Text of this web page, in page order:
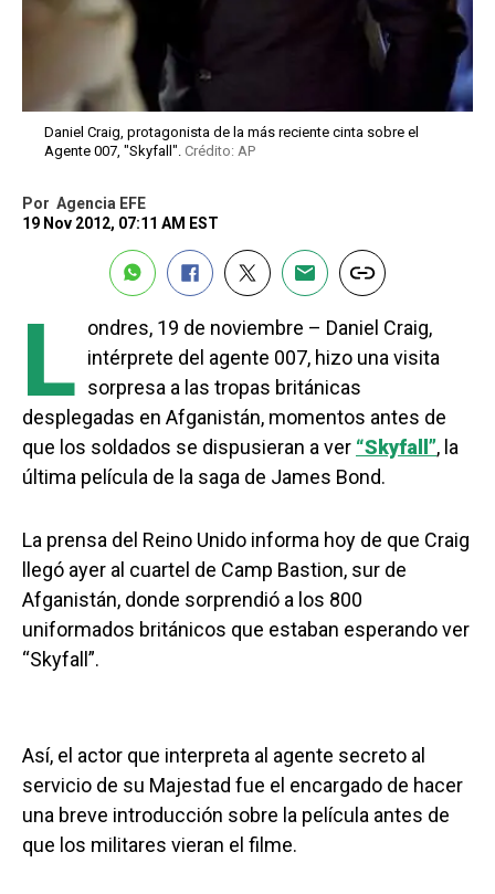
Daniel Craig, protagonista de la más reciente cinta sobre el
Agente 007, "Skyfall". Crédito: AP
Por Agencia EFE
19 Nov 2012, 07:11 AM EST
L ondres, 19 de noviembre – Daniel Craig,
intérprete del agente 007, hizo una visita
sorpresa a las tropas británicas
desplegadas en Afganistán, momentos antes de
que los soldados se dispusieran a ver “Skyfall”, la
última película de la saga de James Bond.
La prensa del Reino Unido informa hoy de que Craig
llegó ayer al cuartel de Camp Bastion, sur de
Afganistán, donde sorprendió a los 800
uniformados británicos que estaban esperando ver
“Skyfall”.
Así, el actor que interpreta al agente secreto al
servicio de su Majestad fue el encargado de hacer
una breve introducción sobre la película antes de
que los militares vieran el filme.